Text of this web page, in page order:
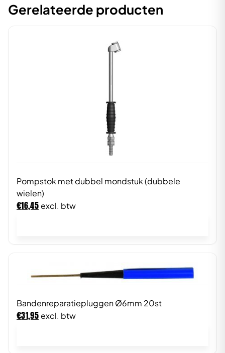
Gerelateerde producten
Pompstok met dubbel mondstuk (dubbele
wielen)
€16,45 excl. btw
Bandenreparatiepluggen Ø6mm 20st
€31,95 excl. btw